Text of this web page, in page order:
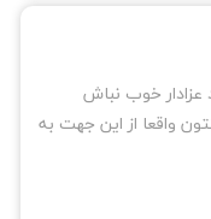
خوب نباش
واقعا از این جهت به